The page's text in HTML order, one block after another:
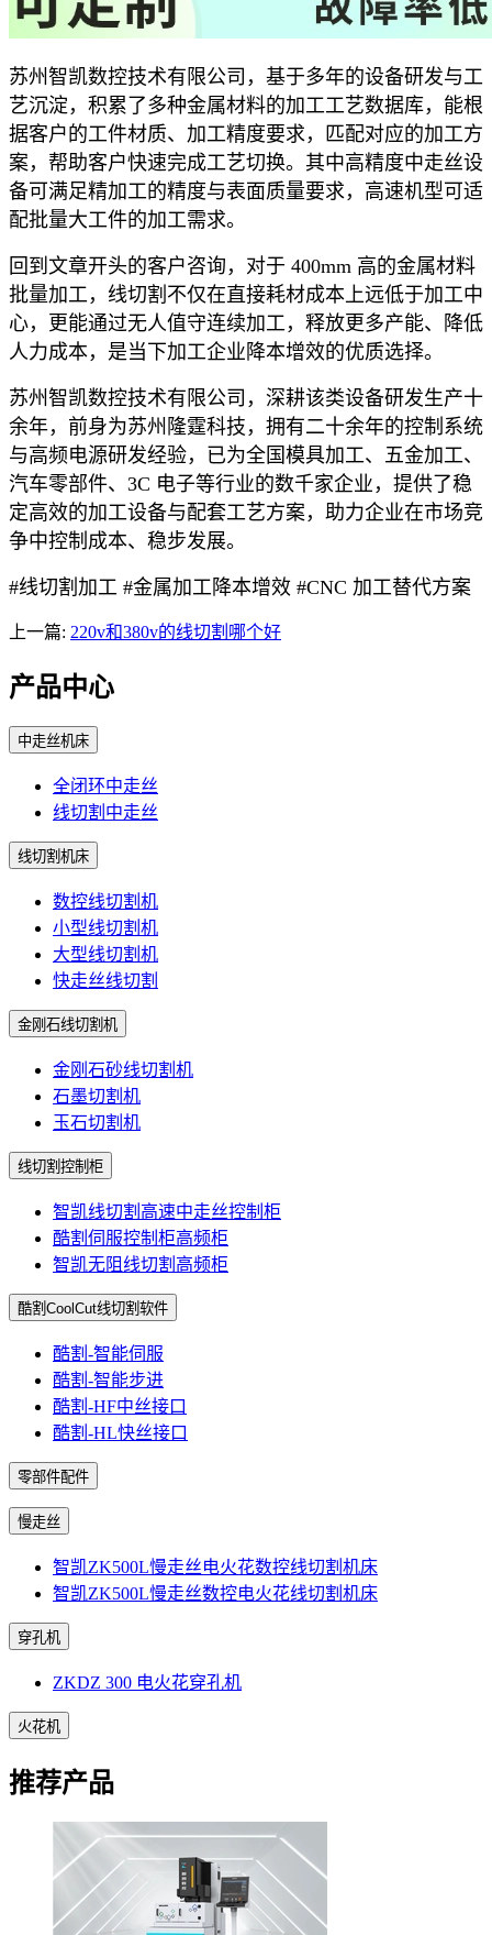
苏州智凯数控技术有限公司，基于多年的设备研发与工
艺沉淀，积累了多种金属材料的加工工艺数据库，能根
据客户的工件材质、加工精度要求，匹配对应的加工方
案，帮助客户快速完成工艺切换。其中高精度中走丝设
备可满足精加工的精度与表面质量要求，高速机型可适
配批量大工件的加工需求。
回到文章开头的客户咨询，对于 400mm 高的金属材料
批量加工，线切割不仅在直接耗材成本上远低于加工中
心，更能通过无人值守连续加工，释放更多产能、降低
人力成本，是当下加工企业降本增效的优质选择。
苏州智凯数控技术有限公司，深耕该类设备研发生产十
余年，前身为苏州隆霆科技，拥有二十余年的控制系统
与高频电源研发经验，已为全国模具加工、五金加工、
汽车零部件、3C 电子等行业的数千家企业，提供了稳
定高效的加工设备与配套工艺方案，助力企业在市场竞
争中控制成本、稳步发展。
#线切割加工 #金属加工降本增效 #CNC 加工替代方案
上一篇: 220v和380v的线切割哪个好
产品中心
中走丝机床
全闭环中走丝
线切割中走丝
线切割机床
数控线切割机
小型线切割机
大型线切割机
快走丝线切割
金刚石线切割机
金刚石砂线切割机
石墨切割机
玉石切割机
线切割控制柜
智凯线切割高速中走丝控制柜
酷割伺服控制柜高频柜
智凯无阻线切割高频柜
酷割CoolCut线切割软件
酷割-智能伺服
酷割-智能步进
酷割-HF中丝接口
酷割-HL快丝接口
零部件配件
慢走丝
智凯ZK500L慢走丝电火花数控线切割机床
智凯ZK500L慢走丝数控电火花线切割机床
穿孔机
ZKDZ 300 电火花穿孔机
火花机
推荐产品